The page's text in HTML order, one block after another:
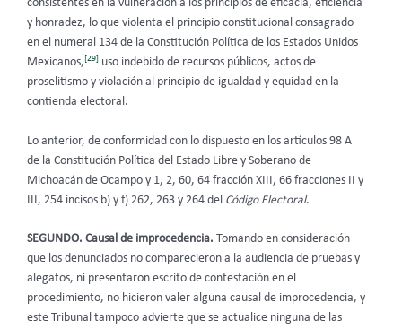
consistentes en la vulneración a los principios de eficacia, eficiencia
y honradez, lo que violenta el principio constitucional consagrado
en el numeral 134 de la Constitución Política de los Estados Unidos
Mexicanos,[29] uso indebido de recursos públicos, actos de
proselitismo y violación al principio de igualdad y equidad en la
contienda electoral.
Lo anterior, de conformidad con lo dispuesto en los artículos 98 A
de la Constitución Política del Estado Libre y Soberano de
Michoacán de Ocampo y 1, 2, 60, 64 fracción XIII, 66 fracciones II y
III, 254 incisos b) y f) 262, 263 y 264 del Código Electoral.
SEGUNDO. Causal de improcedencia.
Tomando en consideración
que los denunciados no comparecieron a la audiencia de pruebas y
alegatos, ni presentaron escrito de contestación en el
procedimiento, no hicieron valer alguna causal de improcedencia, y
este Tribunal tampoco advierte que se actualice ninguna de las